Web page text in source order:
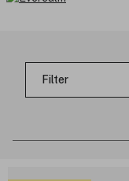
Filter